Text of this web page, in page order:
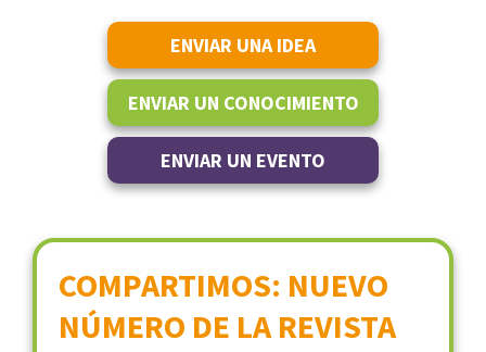
ENVIAR UNA IDEA
ENVIAR UN CONOCIMIENTO
ENVIAR UN EVENTO
COMPARTIMOS: NUEVO
NÚMERO DE LA REVISTA